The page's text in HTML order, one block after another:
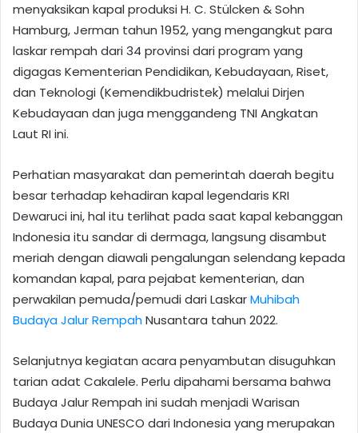
menyaksikan kapal produksi H. C. Stülcken & Sohn
Hamburg, Jerman tahun 1952, yang mengangkut para
laskar rempah dari 34 provinsi dari program yang
digagas Kementerian Pendidikan, Kebudayaan, Riset,
dan Teknologi (Kemendikbudristek) melalui Dirjen
Kebudayaan dan juga menggandeng TNI Angkatan
Laut RI ini.
Perhatian masyarakat dan pemerintah daerah begitu
besar terhadap kehadiran kapal legendaris KRI
Dewaruci ini, hal itu terlihat pada saat kapal kebanggan
Indonesia itu sandar di dermaga, langsung disambut
meriah dengan diawali pengalungan selendang kepada
komandan kapal, para pejabat kementerian, dan
perwakilan pemuda/pemudi dari LaskarMuhibah
Budaya Jalur RempahNusantara tahun 2022.
Selanjutnya kegiatan acara penyambutan disuguhkan
tarian adat Cakalele. Perlu dipahami bersama bahwa
Budaya Jalur Rempah ini sudah menjadi Warisan
Budaya Dunia UNESCO dari Indonesia yang merupakan